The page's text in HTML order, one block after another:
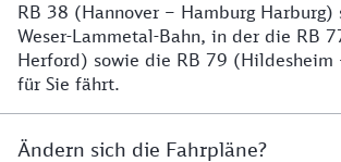
RB 38 (Hannover – Hamburg Harburg)
Weser-Lammetal-Bahn, in der die RB
Herford) sowie die RB 79 (Hildesheim
für Sie fährt.
Ändern sich die Fahrpläne?